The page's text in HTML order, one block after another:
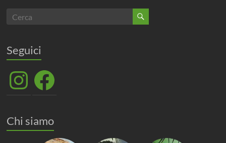
Seguici
InstagramFacebook
Chi siamo